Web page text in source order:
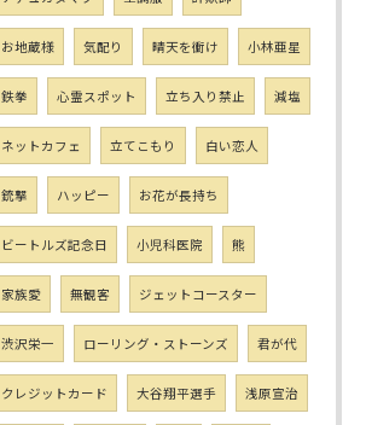
お地蔵様 気配り 晴天を衝け 小林亜星
鉄拳 心霊スポット 立ち入り禁止 減塩
ネットカフェ 立てこもり 白い恋人
銃撃 ハッピー お花が長持ち
ビートルズ記念日 小児科医院 熊
家族愛 無観客 ジェットコースター
渋沢栄一 ローリング・ストーンズ 君が代
クレジットカード 大谷翔平選手 浅原宣治